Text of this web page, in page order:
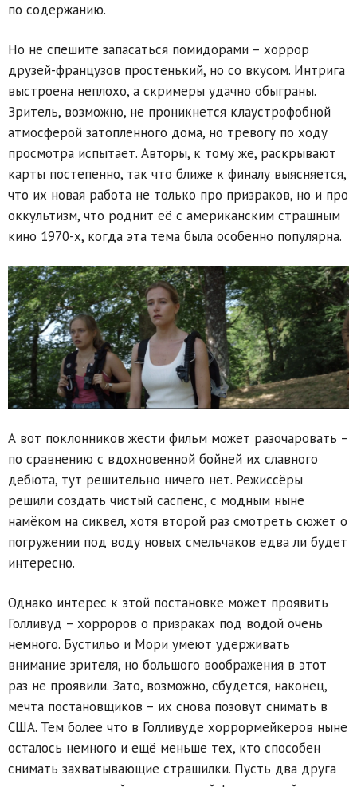
по содержанию.
Но не спешите запасаться помидорами – хоррор
друзей-французов простенький, но со вкусом. Интрига
выстроена неплохо, а скримеры удачно обыграны.
Зритель, возможно, не проникнется клаустрофобной
атмосферой затопленного дома, но тревогу по ходу
просмотра испытает. Авторы, к тому же, раскрывают
карты постепенно, так что ближе к финалу выясняется,
что их новая работа не только про призраков, но и про
оккультизм, что роднит её с американским страшным
кино 1970-х, когда эта тема была особенно популярна.
А вот поклонников жести фильм может разочаровать –
по сравнению с вдохновенной бойней их славного
дебюта, тут решительно ничего нет. Режиссёры
решили создать чистый саспенс, с модным ныне
намёком на сиквел, хотя второй раз смотреть сюжет о
погружении под воду новых смельчаков едва ли будет
интересно.
Однако интерес к этой постановке может проявить
Голливуд – хорроров о призраках под водой очень
немного. Бустильо и Мори умеют удерживать
внимание зрителя, но большого воображения в этот
раз не проявили. Зато, возможно, сбудется, наконец,
мечта постановщиков – их снова позовут снимать в
США. Тем более что в Голливуде хоррормейкеров ныне
осталось немного и ещё меньше тех, кто способен
снимать захватывающие страшилки. Пусть два друга